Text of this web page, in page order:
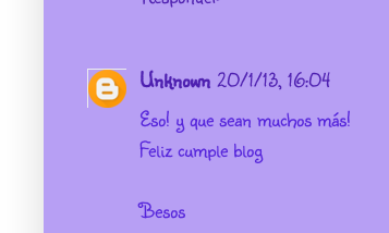
Unknown 20/1/13, 16:04
Eso! y que sean muchos más!
Feliz cumple blog
Besos